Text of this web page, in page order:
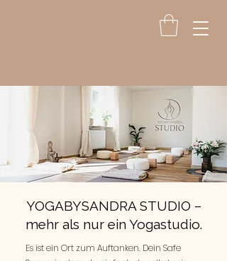
YOGABYSANDRA STUDIO –
mehr als nur ein Yogastudio.
Es ist ein Ort zum Auftanken. Dein Safe